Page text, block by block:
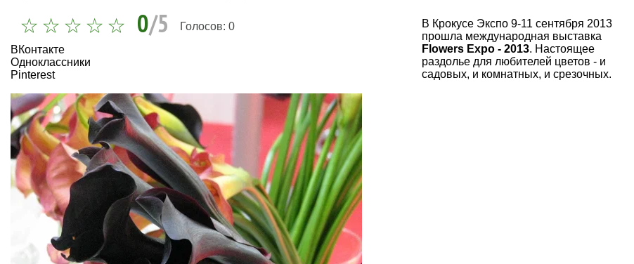
0/5 Голосов: 0
ВКонтакте
Одноклассники
Pinterest
В Крокусе Экспо 9-11 сентября 2013
прошла международная выставка
Flowers Expo - 2013. Настоящее
раздолье для любителей цветов - и
садовых, и комнатных, и срезочных.